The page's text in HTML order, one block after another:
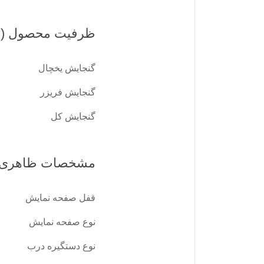
ظرفیت محصول
گنجایش یخچال
گنجایش فریزر
گنجایش کل
مشخصات
قفل صفحه نمایش
نوع صفحه نمايش
نوع دستگیره درب